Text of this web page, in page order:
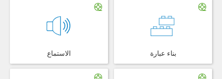
الاستماع بناء عبارة